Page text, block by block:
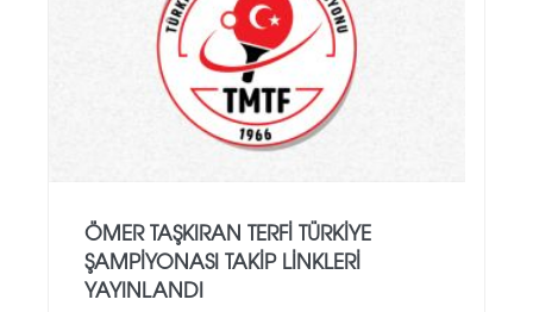
ÖMER TAŞKIRAN TERFI TÜRKIYE
ŞAMPIYONASI TAKIP LINKLERI
YAYINLANDI